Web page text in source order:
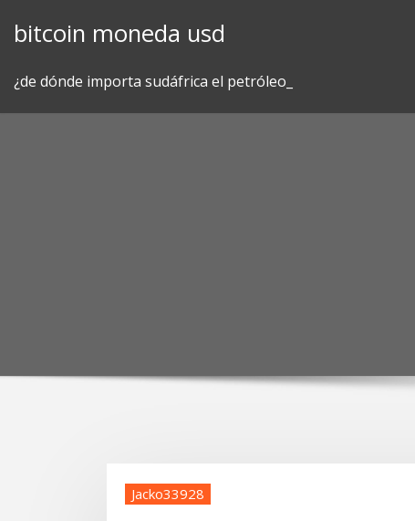
bitcoin moneda usd
¿de dónde importa sudáfrica el petróleo_
Jacko33928